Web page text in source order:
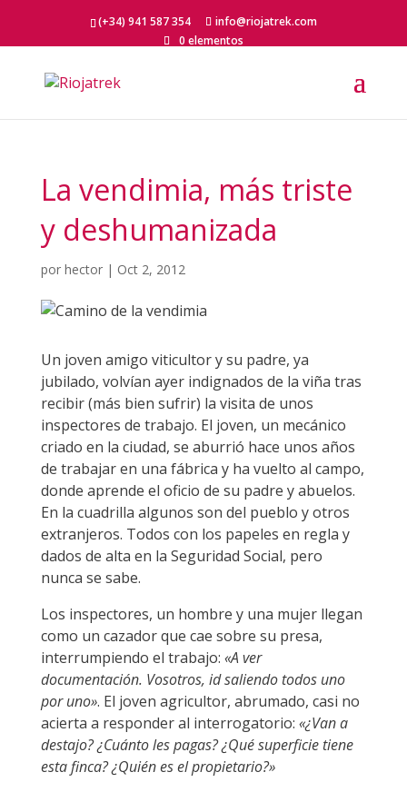
(+34) 941 587 354
info@riojatrek.com
0 elementos
La vendimia, más triste
y deshumanizada
por hector| Oct 2, 2012
Un joven amigo viticultor y su padre, ya
jubilado, volvían ayer indignados de la viña tras
recibir (más bien sufrir) la visita de unos
inspectores de trabajo. El joven, un mecánico
criado en la ciudad, se aburrió hace unos años
de trabajar en una fábrica y ha vuelto al campo,
donde aprende el oficio de su padre y abuelos.
En la cuadrilla algunos son del pueblo y otros
extranjeros. Todos con los papeles en regla y
dados de alta en la Seguridad Social, pero
nunca se sabe.
Los inspectores, un hombre y una mujer llegan
como un cazador que cae sobre su presa,
interrumpiendo el trabajo: «A ver
documentación. Vosotros, id saliendo todos uno
por uno». El joven agricultor, abrumado, casi no
acierta a responder al interrogatorio: «¿Van a
destajo? ¿Cuánto les pagas? ¿Qué superficie tiene
esta finca? ¿Quién es el propietario?»